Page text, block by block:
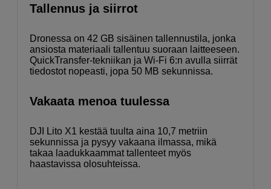
Tallennus ja siirrot
Dronessa on 42 GB sisäinen tallennustila, jonka
ansiosta materiaali tallentuu suoraan laitteeseen.
QuickTransfer-tekniikan ja Wi-Fi 6:n avulla siirrät
tiedostot nopeasti, jopa 50 MB sekunnissa.
Vakaata menoa tuulessa
DJI Lito X1 kestää tuulta aina 10,7 metriin
sekunnissa ja pysyy vakaana ilmassa, mikä
takaa laadukkaammat tallenteet myös
haastavissa olosuhteissa.